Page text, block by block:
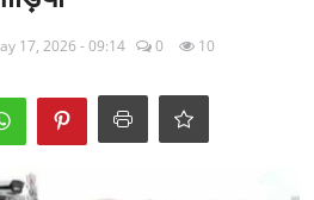
17, 2026 - 09:14 0 10